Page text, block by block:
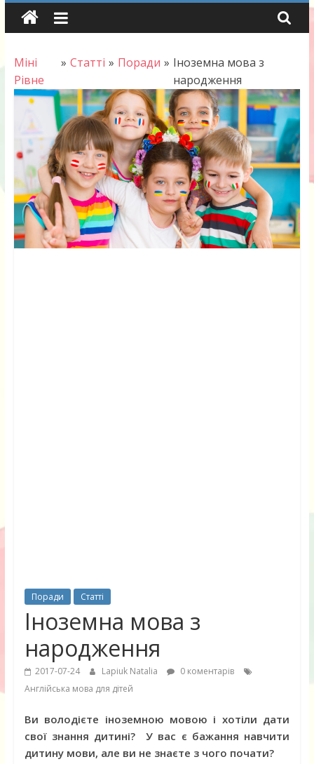
Skip
Міні
Рівне
» Статті » Поради » Іноземна мова з
народження
Поради Статті
Іноземна мова з
народження
2017-07-24 Lapiuk Natalia
0 коментарів
Англійська мова для дітей
Ви володієте іноземною мовою і хотіли дати
свої знання дитині? У вас є бажання навчити
дитину мови, але ви не знаєте з чого почати?